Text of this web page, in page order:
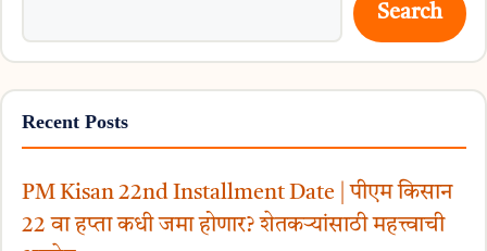
Search
Recent Posts
PM Kisan 22nd Installment Date | पीएम किसान
22 वा हप्ता कधी जमा होणार? शेतकऱ्यांसाठी महत्त्वाची